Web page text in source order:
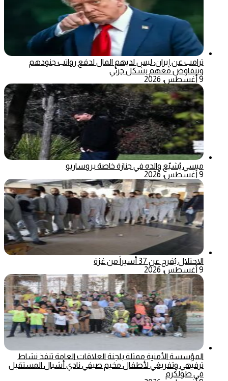
ترامب عن إيران: ليس لديهم المال لدفع رواتب جنودهم
ونتفاوض معهم بشكل جزئي
9 أغسطس، 2026
ميسي يُشيّع والده في جنازة خاصة بروساريو
9 أغسطس، 2026
الاحتلال يُفرج عن 37 أسيراً من غزة
9 أغسطس، 2026
المؤسسة الأمنية ممثلة بلجنة العلاقات العامة تنفذ نشاط
ترفيهي وتفريغي لأطفال مخيم صيفي نادي أشبال المستقبل
في طولكرم